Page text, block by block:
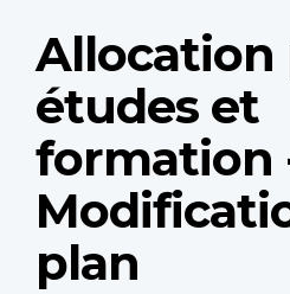
Allocation
études et
formation
plan